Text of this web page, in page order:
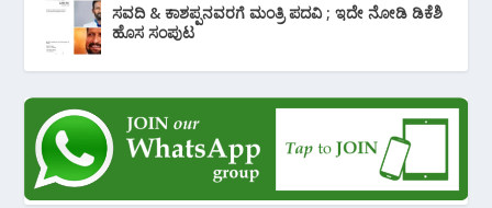
ಸವದಿ & ಕಾಶಪ್ಪನವರಗೆ ಮಂತ್ರಿ ಪದವಿ ; ಇದೇ ನೋಡಿ‌ ಡಿಕೆಶಿ
ಹೊಸ ಸಂಪುಟ